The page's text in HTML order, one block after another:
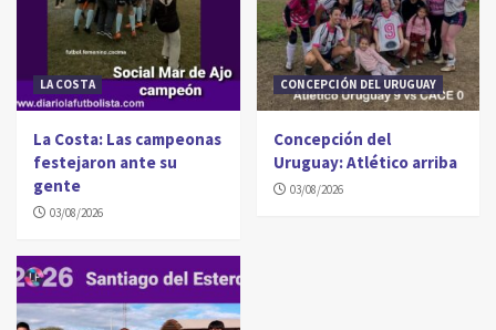
LA COSTA
La Costa: Las campeonas
festejaron ante su
gente
03/08/2026
CONCEPCIÓN DEL URUGUAY
Concepción del
Uruguay: Atlético arriba
03/08/2026